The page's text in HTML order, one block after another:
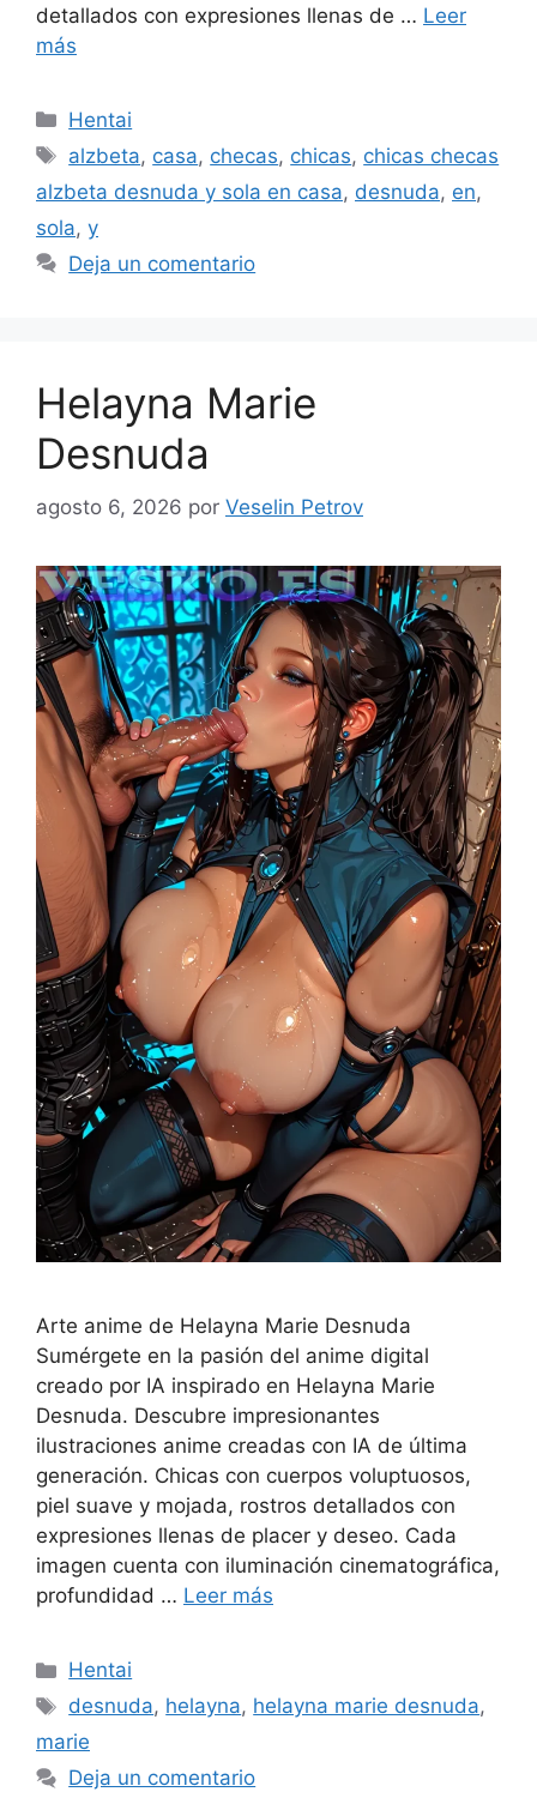
detallados con expresiones llenas de … Leer
más
Categorías
Hentai
Etiquetas
alzbeta, casa, checas, chicas, chicas checas
alzbeta desnuda y sola en casa, desnuda, en,
sola, y
Deja un comentario
Helayna Marie
Desnuda
agosto 6, 2026 por Veselin Petrov
Arte anime de Helayna Marie Desnuda
Sumérgete en la pasión del anime digital
creado por IA inspirado en Helayna Marie
Desnuda. Descubre impresionantes
ilustraciones anime creadas con IA de última
generación. Chicas con cuerpos voluptuosos,
piel suave y mojada, rostros detallados con
expresiones llenas de placer y deseo. Cada
imagen cuenta con iluminación cinematográfica,
profundidad … Leer más
Categorías
Hentai
Etiquetas
desnuda, helayna, helayna marie desnuda,
marie
Deja un comentario